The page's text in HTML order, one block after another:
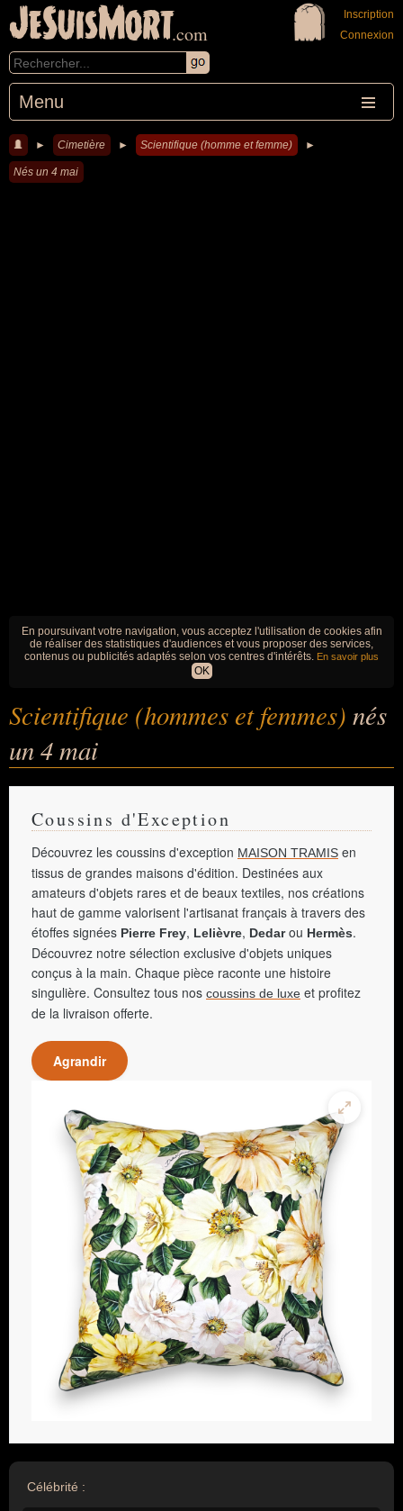
JeSuisMort.com
Menu
Inscription
Connexion
► Cimetière ► Scientifique (homme et femme) ►
Nés un 4 mai
En poursuivant votre navigation, vous acceptez l'utilisation de cookies afin
de réaliser des statistiques d'audiences et vous proposer des services,
contenus ou publicités adaptés selon vos centres d'intérêts. En savoir plus
OK
Scientifique (hommes et femmes) nés
un 4 mai
Coussins d'Exception
Découvrez les coussins d'exception MAISON TRAMIS en
tissus de grandes maisons d'édition. Destinées aux
amateurs d'objets rares et de beaux textiles, nos créations
haut de gamme valorisent l'artisanat français à travers des
étoffes signées Pierre Frey, Lelièvre, Dedarou Hermès.
Découvrez notre sélection exclusive d'objets uniques
conçus à la main. Chaque pièce raconte une histoire
singulière. Consultez tous nos coussins de luxe et profitez
de la livraison offerte.
Agrandir
Célébrité :